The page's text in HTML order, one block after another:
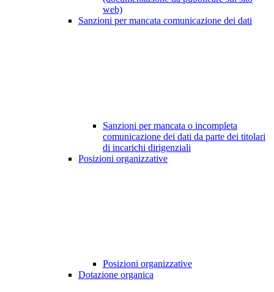
web)
Sanzioni per mancata comunicazione dei dati
Sanzioni per mancata o incompleta
comunicazione dei dati da parte dei titolari
di incarichi dirigenziali
Posizioni organizzative
Posizioni organizzative
Dotazione organica